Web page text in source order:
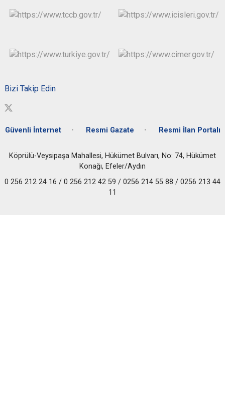
Bizi Takip Edin
Güvenli İnternet Resmi Gazate Resmi İlan Portalı
Köprülü-Veysipaşa Mahallesi, Hükümet Bulvarı, No: 74, Hükümet
Konağı, Efeler/Aydın
0 256 212 24 16 / 0 256 212 42 59 / 0256 214 55 88 / 0256 213 44
11